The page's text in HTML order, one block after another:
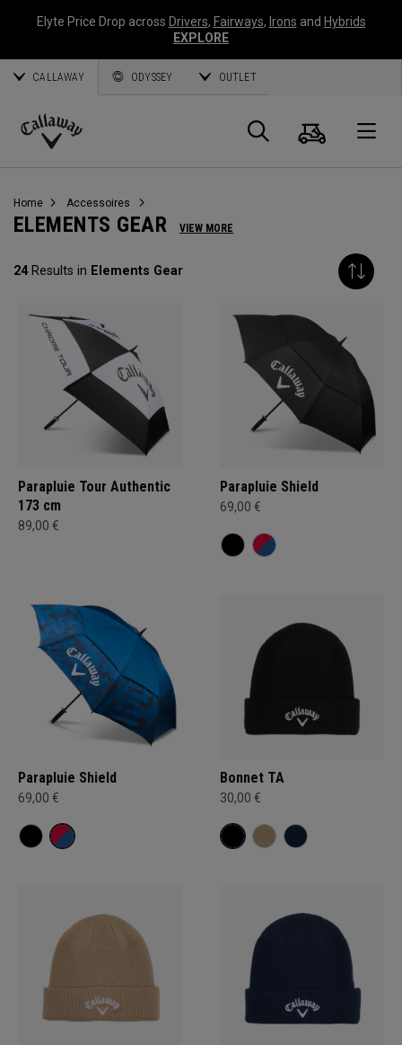
Elyte Price Drop across Drivers, Fairways, Irons and Hybrids
EXPLORE
CALLAWAY ODYSSEY OUTLET
Callaway
Panier
Home Accessoires
ELEMENTS GEAR VIEW MORE
24Results in Elements Gear
Parapluie Tour Authentic
173 cm
89,00 €
Parapluie Shield
69,00 €
Parapluie Shield
69,00 €
Bonnet TA
30,00 €